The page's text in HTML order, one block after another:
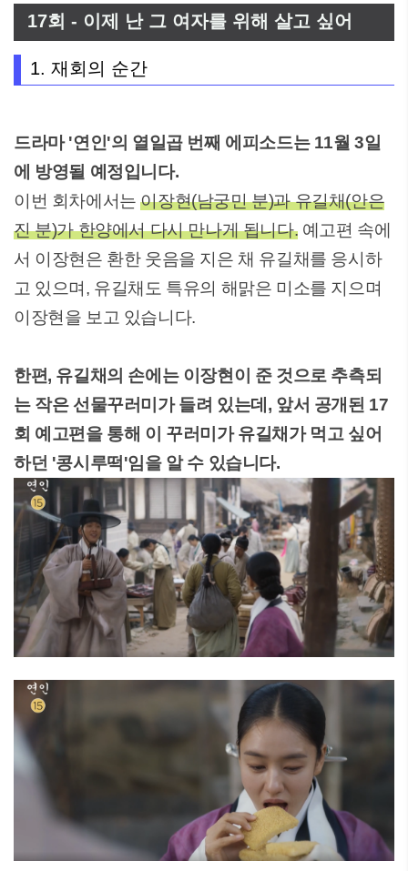
17회 - 이제 난 그 여자를 위해 살고 싶어
1. 재회의 순간
드라마 '연인'의 열일곱 번째 에피소드는 11월 3일
에 방영될 예정입니다.
이번 회차에서는이장현(남궁민 분)과 유길채(안은
진 분)가 한양에서 다시 만나게 됩니다. 예고편 속에
서 이장현은 환한 웃음을 지은 채 유길채를 응시하
고 있으며, 유길채도 특유의 해맑은 미소를 지으며
이장현을 보고 있습니다.
한편, 유길채의 손에는 이장현이 준 것으로 추측되
는 작은 선물꾸러미가 들려 있는데, 앞서 공개된 17
회 예고편을 통해 이 꾸러미가 유길채가 먹고 싶어
하던 '콩시루떡'임을 알 수 있습니다.